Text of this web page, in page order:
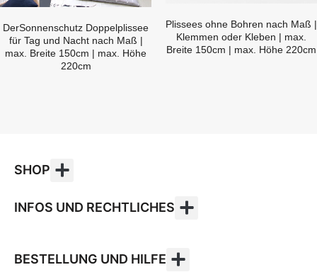
DerSonnenschutz Doppelplissee
für Tag und Nacht nach Maß |
max. Breite 150cm | max. Höhe
220cm
Plissees ohne Bohren nach Maß |
Klemmen oder Kleben | max.
Breite 150cm | max. Höhe 220cm
SHOP
INFOS UND RECHTLICHES
BESTELLUNG UND HILFE